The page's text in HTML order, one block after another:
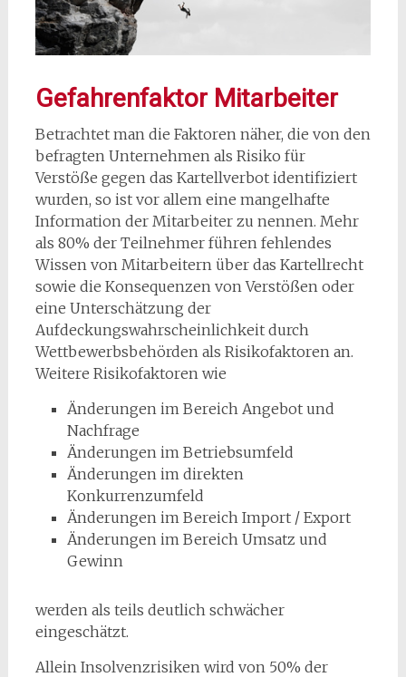
Gefahrenfaktor Mitarbeiter
Betrachtet man die Faktoren näher, die von den
befragten Unternehmen als Risiko für
Verstöße gegen das Kartellverbot identifiziert
wurden, so ist vor allem eine mangelhafte
Information der Mitarbeiter zu nennen. Mehr
als 80% der Teilnehmer führen fehlendes
Wissen von Mitarbeitern über das Kartellrecht
sowie die Konsequenzen von Verstößen oder
eine Unterschätzung der
Aufdeckungswahrscheinlichkeit durch
Wettbewerbsbehörden als Risikofaktoren an.
Weitere Risikofaktoren wie
Änderungen im Bereich Angebot und
Nachfrage
Änderungen im Betriebsumfeld
Änderungen im direkten
Konkurrenzumfeld
Änderungen im Bereich Import / Export
Änderungen im Bereich Umsatz und
Gewinn
werden als teils deutlich schwächer
eingeschätzt.
Allein Insolvenzrisiken wird von 50% der